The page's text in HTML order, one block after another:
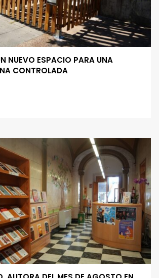
NUEVO ESPACIO PARA UNA
CONTROLADA